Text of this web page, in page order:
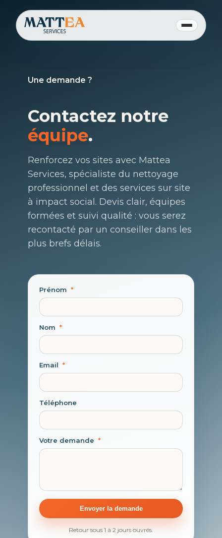
Une demande ?
Contactez notre
équipe.
Renforcez vos sites avec Mattea
Services, spécialiste du nettoyage
professionnel et des services sur site
à impact social. Devis clair, équipes
formées et suivi qualité : vous serez
recontacté par un conseiller dans les
plus brefs délais.
Prénom *
Nom *
Email *
Téléphone
Votre demande *
Envoyer la demande
Retour sous 1 à 2 jours ouvrés.